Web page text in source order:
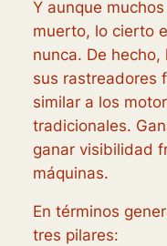
Y aunque
muerto, lo cierto
nunca. De hecho,
sus rastreadores
similar a los
tradicionales.
ganar visibilidad
máquinas.
En términos
tres pilares: